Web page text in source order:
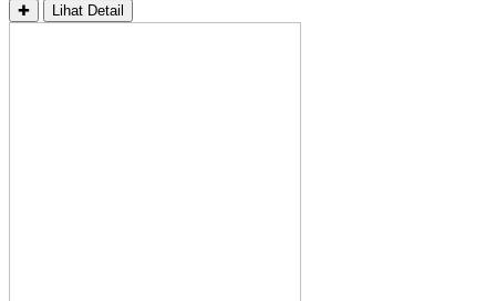
✚ Lihat Detail